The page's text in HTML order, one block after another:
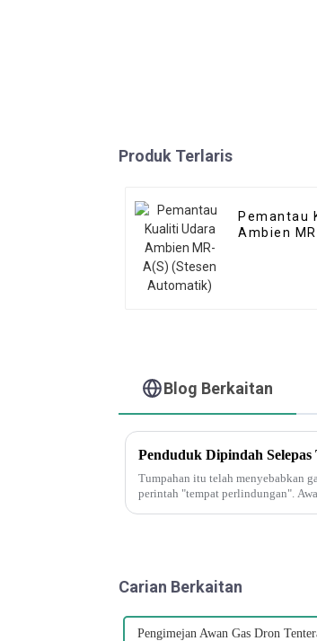
Produk Terlaris
Pemantau
Ambien
Blog Berkaitan
Tumpahan itu telah menyebabkan
perintah "tempat perlindungan".
Carian Berkaitan
Pengimejan Awan Gas Dron